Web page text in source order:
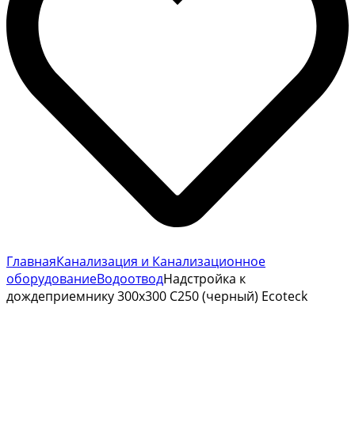
ГлавнаяКанализация и Канализационное
оборудованиеВодоотводНадстройка к
дождеприемнику 300х300 С250 (черный) Ecoteck